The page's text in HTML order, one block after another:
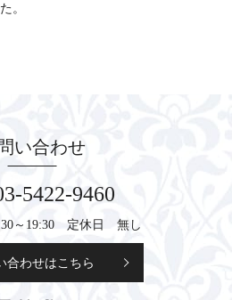
。
い合わせ
5422-9460
～19:30 定休日 無し
合わせはこちら